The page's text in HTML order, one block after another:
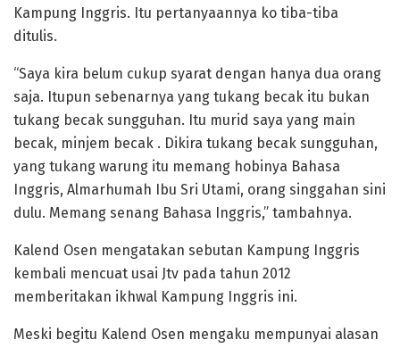
Kampung Inggris. Itu pertanyaannya ko tiba-tiba
ditulis.
“Saya kira belum cukup syarat dengan hanya dua orang
saja. Itupun sebenarnya yang tukang becak itu bukan
tukang becak sungguhan. Itu murid saya yang main
becak, minjem becak . Dikira tukang becak sungguhan,
yang tukang warung itu memang hobinya Bahasa
Inggris, Almarhumah Ibu Sri Utami, orang singgahan sini
dulu. Memang senang Bahasa Inggris,” tambahnya.
Kalend Osen mengatakan sebutan Kampung Inggris
kembali mencuat usai Jtv pada tahun 2012
memberitakan ikhwal Kampung Inggris ini.
Meski begitu Kalend Osen mengaku mempunyai alasan